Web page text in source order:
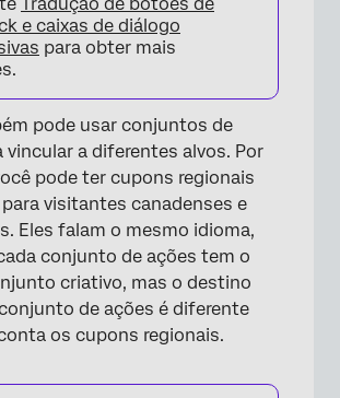
e caixas de diálogo
para obter mais
pode usar conjuntos de
vincular a diferentes alvos. Por
pode ter cupons regionais
visitantes canadenses e
Eles falam o mesmo idioma,
conjunto de ações tem o
criativo, mas o destino
de ações é diferente
os cupons regionais.